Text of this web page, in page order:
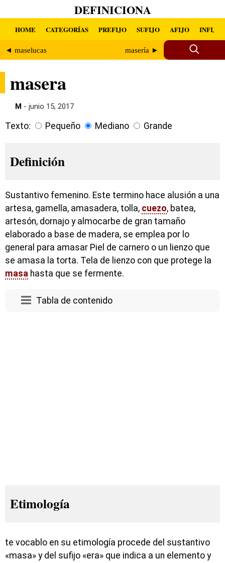
DEFINICIONA
HOME CATEGORÍAS PREFIJO SUFIJO AFIJO INFIJO
◄ maselucas masería ►
masera
M - junio 15, 2017
Texto: Pequeño Mediano Grande
Definición
Sustantivo femenino. Este termino hace alusión a una
artesa, gamella, amasadera, tolla, cuezo, batea,
artesón, dornajo y almocarbe de gran tamaño
elaborado a base de madera, se emplea por lo
general para amasar Piel de carnero o un lienzo que
se amasa la torta. Tela de lienzo con que protege la
masa hasta que se fermente.
Tabla de contenido
Etimología
te vocablo en su etimología procede del sustantivo
«masa» y del sufijo «era» que indica a un elemento y